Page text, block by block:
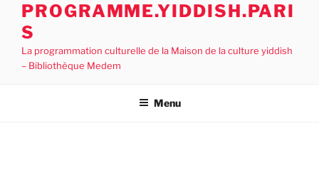
PROGRAMME.YIDDISH.PARI
S
La programmation culturelle de la Maison de la culture yiddish
– Bibliothèque Medem
Menu